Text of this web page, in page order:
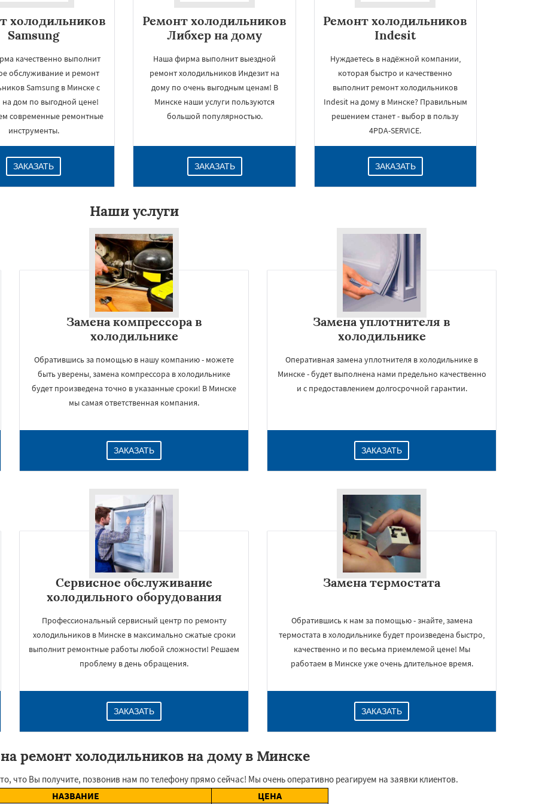
холодильников
Samsung
качественно выполнит
обслуживание и ремонт
Samsung в Минске с
дом по выгодной цене!
современные ремонтные
инструменты.
ЗАКАЗАТЬ
Ремонт холодильников
Либхер на дому
Наша фирма выполнит выездной
ремонт холодильников Индезит на
дому по очень выгодным ценам! В
Минске наши услуги пользуются
большой популярностью.
ЗАКАЗАТЬ
Ремонт холодильников
Indesit
Нуждаетесь в надёжной компании,
которая быстро и качественно
выполнит ремонт холодильников
Indesit на дому в Минске? Правильным
решением станет - выбор в пользу
4PDA-SERVICE.
ЗАКАЗАТЬ
Наши услуги
Замена компрессора в
холодильнике
Обратившись за помощью в нашу компанию - можете
быть уверены, замена компрессора в холодильнике
будет произведена точно в указанные сроки! В Минске
мы самая ответственная компания.
ЗАКАЗАТЬ
Замена уплотнителя в
холодильнике
Оперативная замена уплотнителя в холодильнике в
Минске - будет выполнена нами предельно качественно
и с предоставлением долгосрочной гарантии.
ЗАКАЗАТЬ
Сервисное обслуживание
холодильного оборудования
Профессиональный сервисный центр по ремонту
холодильников в Минске в максимально сжатые сроки
выполнит ремонтные работы любой сложности! Решаем
проблему в день обращения.
ЗАКАЗАТЬ
Замена термостата
Обратившись к нам за помощью - знайте, замена
термостата в холодильнике будет произведена быстро,
качественно и по весьма приемлемой цене! Мы
работаем в Минске уже очень длительное время.
ЗАКАЗАТЬ
ремонт холодильников на дому в Минске
что Вы получите, позвонив нам по телефону прямо сейчас! Мы очень оперативно реагируем на заявки клиентов.
НАЗВАНИЕ ЦЕНА
×
Даю согласие на обработку персональных данных